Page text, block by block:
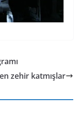
zehir katmışlar